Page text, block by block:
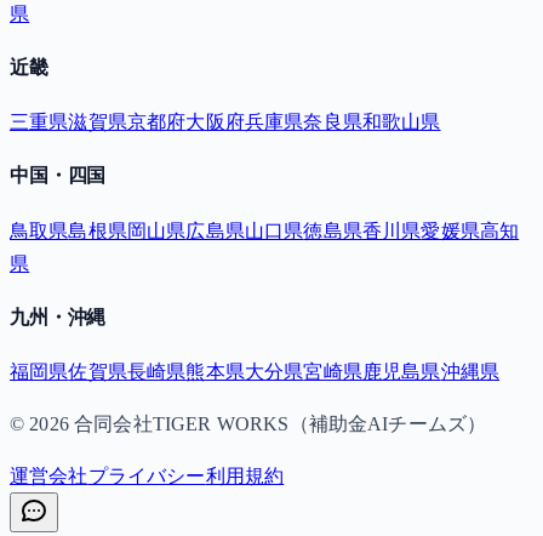
県
近畿
三重県滋賀県京都府大阪府兵庫県奈良県和歌山県
中国・四国
鳥取県島根県岡山県広島県山口県徳島県香川県愛媛県高知
県
九州・沖縄
福岡県佐賀県長崎県熊本県大分県宮崎県鹿児島県沖縄県
© 2026合同会社TIGER WORKS（補助金AIチームズ）
運営会社プライバシー利用規約